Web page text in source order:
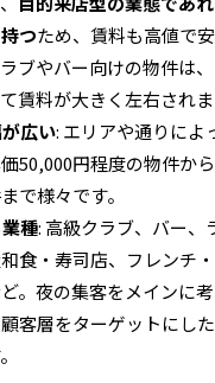
つため、賃料も高値で
ブやバー向けの物件は
賃料が大きく左右されま
広い: エリアや通りによ
50,000円程度の物件か
で様々です。
種: 高級クラブ、バー、
食・寿司店、フレンチ
。夜の集客をメインに
客層をターゲットにし